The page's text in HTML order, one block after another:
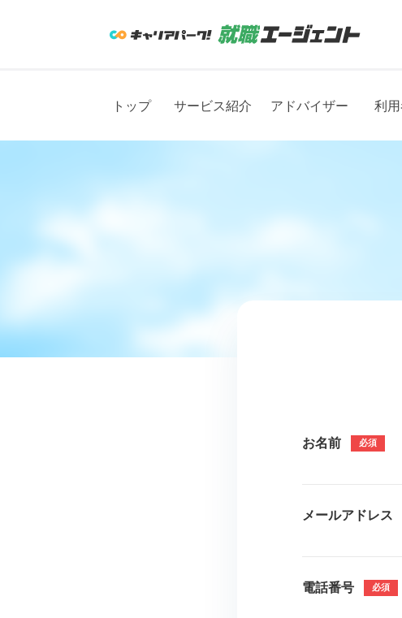
トップ サービス紹介 アドバイザー 利
お名前
メールアドレス
電話番号